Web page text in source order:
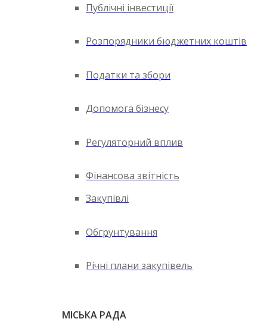
Публічні інвестиції
Розпорядники бюджетних коштів
Податки та збори
Допомога бізнесу
Регуляторний вплив
Фінансова звітність
Закупівлі
Обгрунтування
Річні плани закупівель
МІСЬКА РАДА